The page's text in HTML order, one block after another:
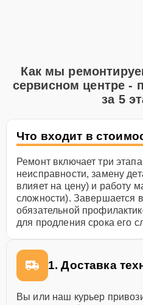
Как мы
сервисном центре -
за 5
Что входит в
Ремонт включает три
неисправности, замену
влияет на цену) и работу
сложности). Завершается
обязательной
для продления срока его
1. Доставка
Вы или наш курьер